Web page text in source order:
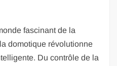
fascinant de la
domotique révolutionne
Du contrôle de la